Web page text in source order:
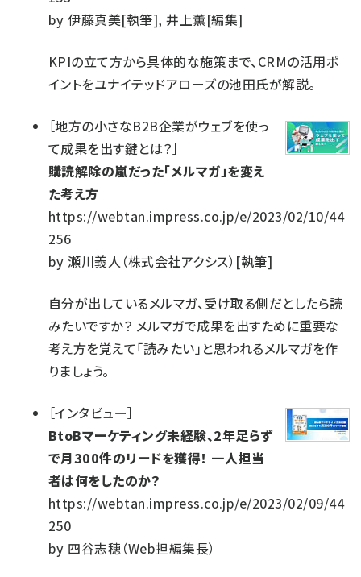
by伊藤真美[執筆], 井上薫[編集]
KPIの立て方から具体的な施策まで、CRMの活用ポ
イントをユナイテッドアローズの池田氏が解説。
［地方の小さなB2B企業がウェブを使っ
て成果を出す鍵とは？］
購読解除の嵐だった「メルマガ」を変え
た考え方
https://webtan.impress.co.jp/e/2023/02/10/44
256
by 瀬川義人（株式会社アクシス）[執筆]
自分が出しているメルマガ、受け取る側だとしたら読
みたいですか？ メルマガで成果を出すために重要な
考え方を覚えて「読みたい」と思われるメルマガを作
りましょう。
［インタビュー］
BtoBマーケティング未経験、2年足らず
で月300件のリードを獲得！ 一人担当
者は何をしたのか？
https://webtan.impress.co.jp/e/2023/02/09/44
250
by 四谷志穂（Web担編集長）